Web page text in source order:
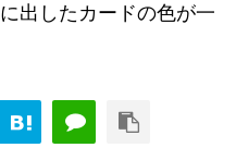
出したカードの色が一